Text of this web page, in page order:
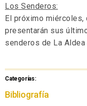
Los Senderos:
El próximo miércoles,
presentarán sus
senderos de La
Categorías:
Bibliografía